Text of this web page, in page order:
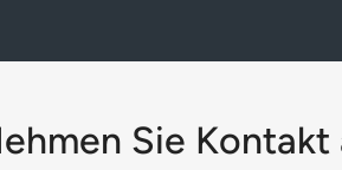
Sie Kontakt